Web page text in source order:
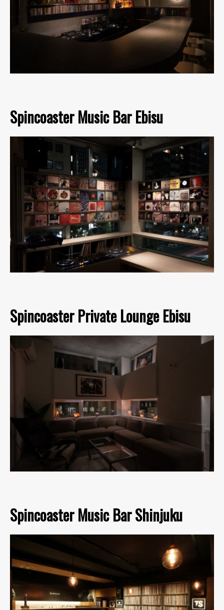
Spincoaster Music Bar Ebisu
Spincoaster Private Lounge Ebisu
Spincoaster Music Bar Shinjuku